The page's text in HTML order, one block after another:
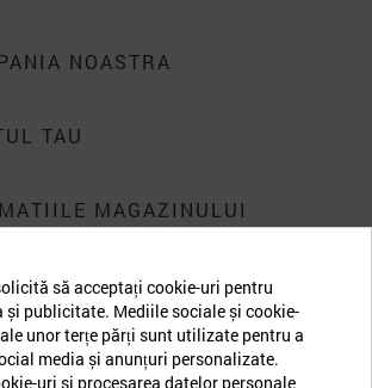
NOASTRA
TAU
MAGAZINULUI
să acceptați cookie-uri pentru
și publicitate. Mediile sociale și cookie-
unor terțe părți sunt utilizate pentru a
media și anunțuri personalizate.
uri și procesarea datelor personale